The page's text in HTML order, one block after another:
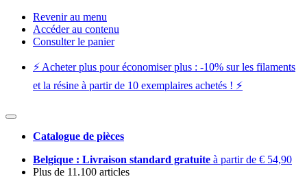
Revenir au menu
Accéder au contenu
Consulter le panier
⚡️ Acheter plus pour économiser plus : -10% sur les filaments
et la résine à partir de 10 exemplaires achetés ! ⚡️
Catalogue de pièces
Belgique : Livraison standard gratuite à partir de € 54,90
Plus de 11.100 articles